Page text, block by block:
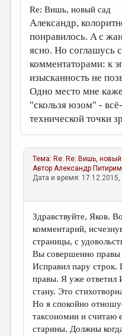
Re: Вишь, новый сад
Александр,
понравилось. A c
ясно. Hо соглашусь
комментаторами: к
изысканность не
Одно место мне
"скользя юзом" -
технической точки
Тема: Re: Re: Вишь,
АвторАлександр
Дата и время: 17.12.2015,
Здравствуйте, Яков.
комментарий,
страницы, с
Вы совершенно правы
Исправил пару
правы. Я уже ответил
стану. Это
Но я спокойно
таксономии и считаю
старины. Должны